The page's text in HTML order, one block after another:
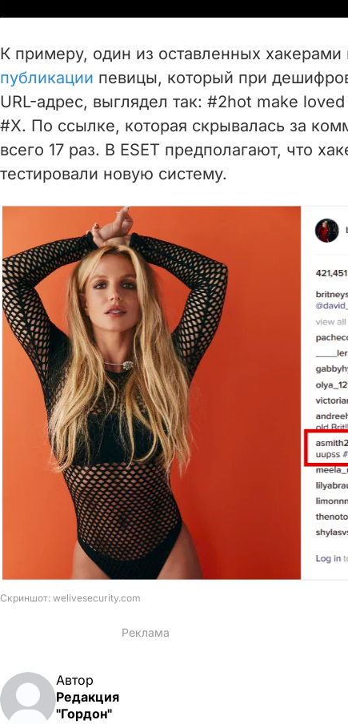
i
d
e
К примеру, один из оставленных
публикации певицы, который при
URL-адрес, выглядел так: #2hot make
#X. По ссылке, которая скрывалась за
всего 17 раз. В ESET предполагают, что
тестировали новую систему.
Автор
Редакция
"Гордон"